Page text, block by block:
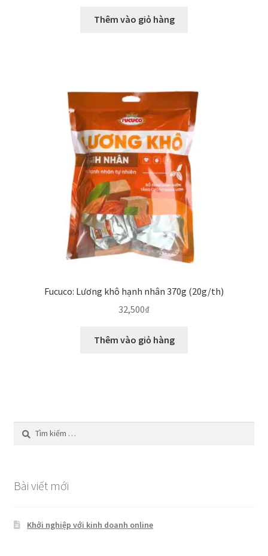
Thêm vào giỏ hàng
Fucuco: Lương khô hạnh nhân 370g (20g/th)
32,500₫
Thêm vào giỏ hàng
kiếm
Bài viết mới
Khởi nghiệp với kinh doanh online